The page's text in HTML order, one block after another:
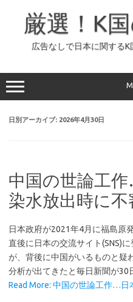
ッ
プ
厳選！K
広告なしで日本に関する
日別アーカイブ: 2026年4月30日
中国の世論工
染水放出時に不
日本政府が2021年4月に福島原
直後に日本の交流サイト(SNS)
が、背後に中国がいるものと疑
分析が出てきたと毎日新聞が
Read More: 中国の世論工作…